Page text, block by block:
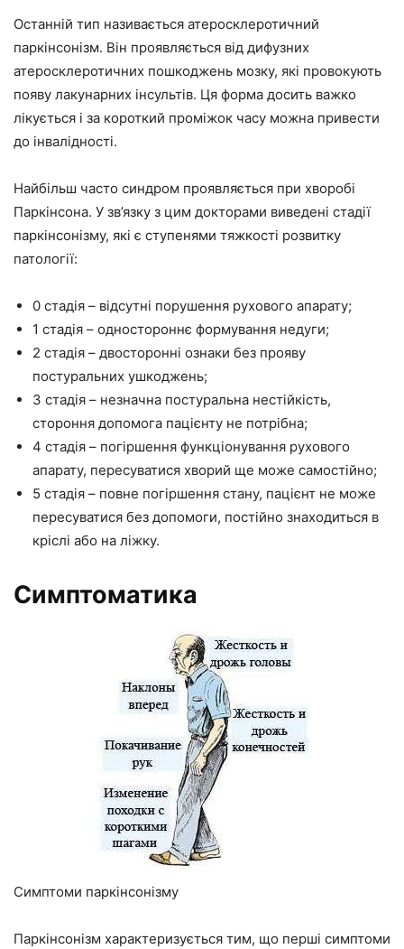
Останній тип називається атеросклеротичний
паркінсонізм. Він проявляється від дифузних
атеросклеротичних пошкоджень мозку, які провокують
появу лакунарних інсультів. Ця форма досить важко
лікується і за короткий проміжок часу можна привести
до інвалідності.
Найбільш часто синдром проявляється при хворобі
Паркінсона. У зв’язку з цим докторами виведені стадії
паркінсонізму, які є ступенями тяжкості розвитку
патології:
0 стадія – відсутні порушення рухового апарату;
1 стадія – одностороннє формування недуги;
2 стадія – двосторонні ознаки без прояву
постуральних ушкоджень;
3 стадія – незначна постуральна нестійкість,
стороння допомога пацієнту не потрібна;
4 стадія – погіршення функціонування рухового
апарату, пересуватися хворий ще може самостійно;
5 стадія – повне погіршення стану, пацієнт не може
пересуватися без допомоги, постійно знаходиться в
кріслі або на ліжку.
Симптоматика
Симптоми паркінсонізму
Паркінсонізм характеризується тим, що перші симптоми